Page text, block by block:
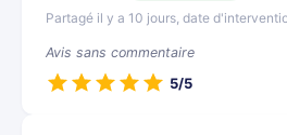
Partagé il y a 10 jours, date
Avis sans commentaire
5/5